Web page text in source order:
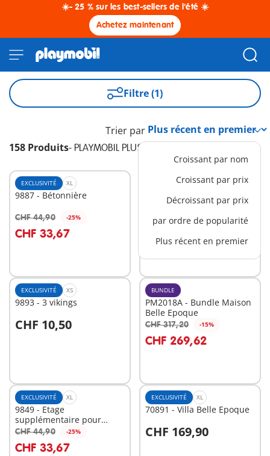
☀️- 25 % sur les best-sellers de l'été ☀️
Achetez maintenant
Filtre (1)
158 Produits- PLAYMOBIL PLUS
Trier par
Croissant par nom
Croissant par prix
Décroissant par prix
par ordre de popularité
Plus récent en premier
EXCLUSIVITÉ XL
9887 - Bétonnière
CHF 44,90 -25%
CHF 33,67
Au panier
EXCLUSIVITÉ M
9842 - Aménagement
médiéval
CHF 22,50
Non
disponible
EXCLUSIVITÉ XS
9893 - 3 vikings
CHF 10,50
Au panier
BUNDLE
PM2018A - Bundle Maison
Belle Epoque
CHF 317,20 -15%
CHF 269,62
Au panier
EXCLUSIVITÉ XL
9849 - Etage
supplémentaire pour
Grande maison
CHF 44,90 -25%
CHF 33,67
Au panier
EXCLUSIVITÉ XL
70891 - Villa Belle Epoque
CHF 169,90
Au panier